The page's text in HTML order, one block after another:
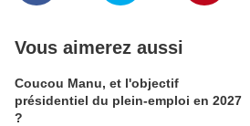
Vous aimerez aussi
Coucou Manu, et l'objectif
présidentiel du plein-emploi en 2027
?